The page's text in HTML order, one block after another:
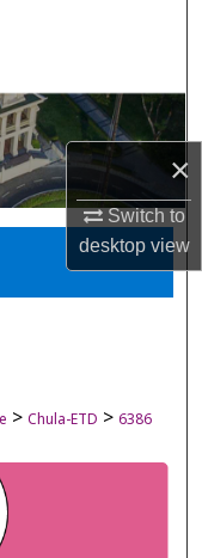
×
Switch to
desktopview
> Chula-ETD > 6386